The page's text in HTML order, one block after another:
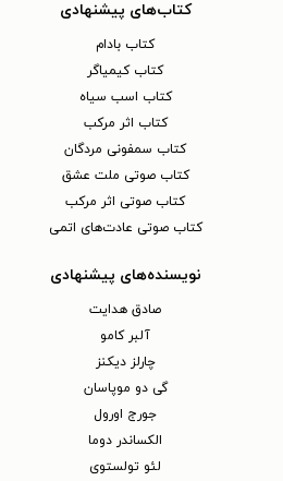
کتاب‌های پیشنهادی
کتاب بادام
کتاب کیمیاگر
کتاب اسب سیاه
کتاب اثر مرکب
کتاب سمفونی مردگان
کتاب صوتی ملت عشق
کتاب صوتی اثر مرکب
کتاب صوتی عادت‌های اتمی
نویسنده‌های پیشنهادی
صادق هدایت
آلبر کامو
چارلز دیکنز
گی دو موپاسان
جورج اورول
الکساندر دوما
لئو تولستوی